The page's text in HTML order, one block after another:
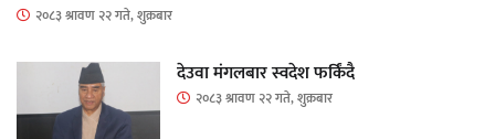
२०८३ श्रावण २२ गते, शुक्रबार
देउवा मंगलबार स्वदेश फर्किंदै
२०८३ श्रावण २२ गते, शुक्रबार